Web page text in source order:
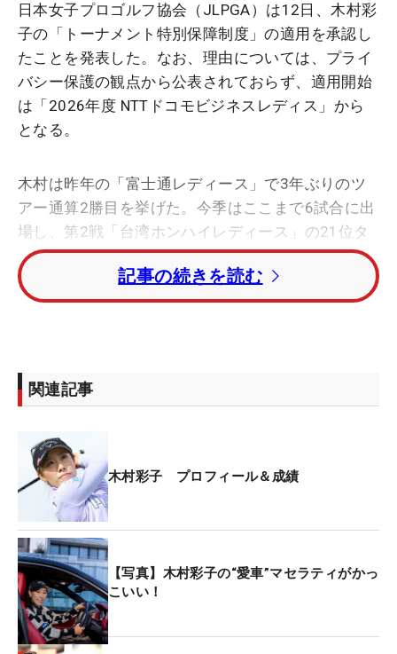
日本女子プロゴルフ協会（JLPGA）は12日、木村彩
子の「トーナメント特別保障制度」の適用を承認し
たことを発表した。なお、理由については、プライ
バシー保護の観点から公表されておらず、適用開始
は「2026年度 NTTドコモビジネスレディス」から
となる。
木村は昨年の「富士通レディース」で3年ぶりのツ
アー通算2勝目を挙げた。今季はここまで6試合に出
場し、第2戦「台湾ホンハイレディース」の21位タ
イが最高成績で、それ以外は予選落ち。「NTTドコ
モビジネスレディス」の試合開始前に大会事務局か
ら棄権の発表があった。
度専門委員会が承認した欠場試合から復帰までに欠
場した競技数（欠場年度内に限る）を除いたJLPGA
規定を満たしたうえで、2026年度終盤時点のメルセ
デス・ランキングで50位以内に入れば、2027年度
シーズンのシード権が付与される。
一方、ランキング50位以内に届かなかった場合で
も、今季獲得ポイントと復帰後の保障競技で積み上
げたポイントの合計が、同ランキング50位相当のポ
イント数を満たせば、保障競技終了後もシード選手
に準じた出場資格が与えられる。
記事の続きを読む
関連記事
木村彩子 プロフィール＆成績
【写真】木村彩子の“愛車”マセラティがかっ
こいい！